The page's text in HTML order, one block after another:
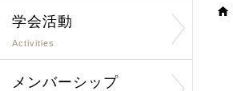
学会活動
Activities
メンバーシップ